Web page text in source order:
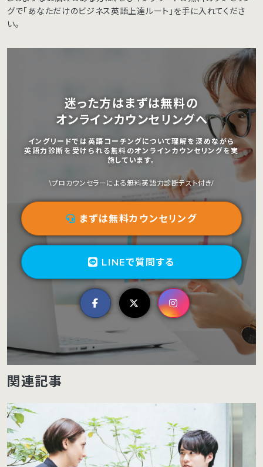
グで「あなただけのビジネス英語上達ルート」を手に入れてくださ
い。
迷った方はまずは無料の
オンラインカウンセリングへ
イングリードでは英語コーチングについて理解を深めながら
英語力診断を受けられる無料のオンラインカウンセリングを実
施しています。
\プロカウンセラーによる無料英語力診断テスト付き/
まずは無料カウンセリング
LINEで質問する
関連記事